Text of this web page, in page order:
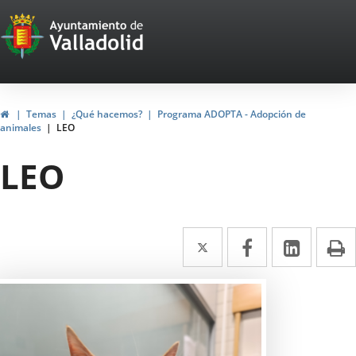
Portal
Web
del
Ayuntamiento
de
Valladolid
InicioTemas ¿Qué hacemos?
Programa ADOPTA - Adopción de
animales
LEO
LEO
Twitter
Enlace
a
una
aplicación
externa.
Facebook
Enlace
a
una
aplicación
Enlace
a